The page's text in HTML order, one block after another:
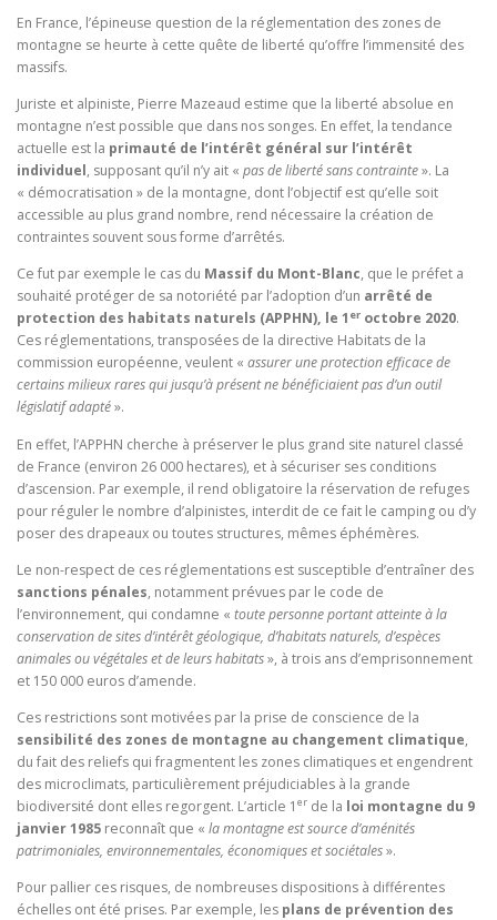
En France, l’épineuse question de la réglementation des zones de
montagne se heurte à cette quête de liberté qu’offre l’immensité des
massifs.
Juriste et alpiniste, Pierre Mazeaud estime que la liberté absolue en
montagne n’est possible que dans nos songes. En effet, la tendance
actuelle est la primauté de l’intérêt général sur l’intérêt
individuel, supposant qu’il n’y ait « pas de liberté sans contrainte». La
« démocratisation » de la montagne, dont l’objectif est qu’elle soit
accessible au plus grand nombre, rend nécessaire la création de
contraintes souvent sous forme d’arrêtés.
Ce fut par exemple le cas du Massif du Mont-Blanc, que le préfet a
souhaité protéger de sa notoriété par l’adoption d’un arrêté de
protection des habitats naturels (APPHN), le 1 er octobre 2020.
Ces réglementations, transposées de la directive Habitats de la
commission européenne, veulent « assurer une protection efficace de
certains milieux rares qui jusqu’à présent ne bénéficiaient pas d’un outil
législatif adapté».
En effet, l’APPHN cherche à préserver le plus grand site naturel classé
de France (environ 26 000 hectares), et à sécuriser ses conditions
d’ascension. Par exemple, il rend obligatoire la réservation de refuges
pour réguler le nombre d’alpinistes, interdit de ce fait le camping ou d’y
poser des drapeaux ou toutes structures, mêmes éphémères.
Le non-respect de ces réglementations est susceptible d’entraîner des
sanctions pénales, notamment prévues par le code de
l’environnement, qui condamne « toute personne portant atteinte à la
conservation de sites d’intérêt géologique, d’habitats naturels, d’espèces
animales ou végétales et de leurs habitats», à trois ans d’emprisonnement
et 150 000 euros d’amende.
Ces restrictions sont motivées par la prise de conscience de la
sensibilité des zones de montagne au changement climatique,
du fait des reliefs qui fragmentent les zones climatiques et engendrent
des microclimats, particulièrement préjudiciables à la grande
biodiversité dont elles regorgent. L’article 1 er de la loi montagne du 9
janvier 1985 reconnaît que « la montagne est source d’aménités
patrimoniales, environnementales, économiques et sociétales».
Pour pallier ces risques, de nombreuses dispositions à différentes
échelles ont été prises. Par exemple, les plans de prévention des